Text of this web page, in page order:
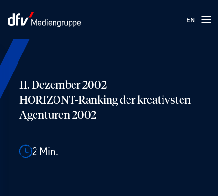
EN
11. Dezember 2002
HORIZONT-Ranking der kreativsten
Agenturen 2002
2 Min.